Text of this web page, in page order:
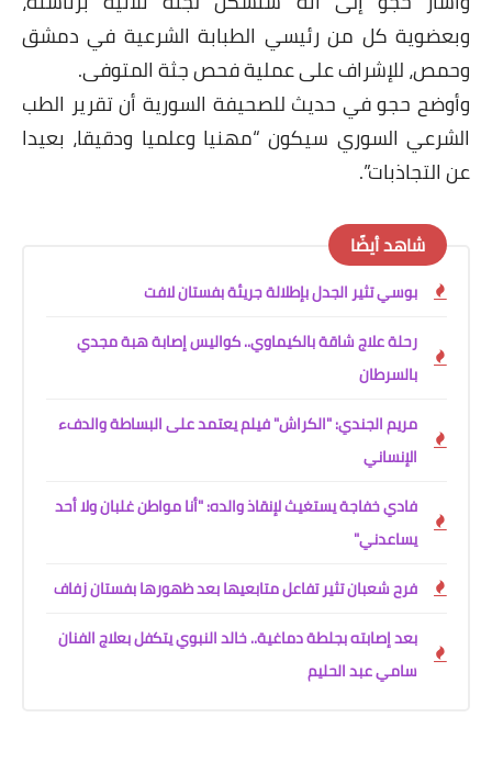
وبعضوية كل من رئيسي الطبابة الشرعية في دمشق
وحمص، للإشراف على عملية فحص جثة المتوفى.
وأوضح حجو في حديث للصحيفة السورية أن تقرير الطب
الشرعي السوري سيكون “مهنيا وعلميا ودقيقا، بعيدا
عن التجاذبات”.
شاهد أيضًا
بوسي تثير الجدل بإطلالة جريئة بفستان لافت
رحلة علاج شاقة بالكيماوي.. كواليس إصابة هبة مجدي
بالسرطان
مريم الجندي: "الكراش" فيلم يعتمد على البساطة والدفء
الإنساني
فادي خفاجة يستغيث لإنقاذ والده: "أنا مواطن غلبان ولا أحد
يساعدني"
فرح شعبان تثير تفاعل متابعيها بعد ظهورها بفستان زفاف
بعد إصابته بجلطة دماغية.. خالد النبوي يتكفل بعلاج الفنان
سامي عبد الحليم